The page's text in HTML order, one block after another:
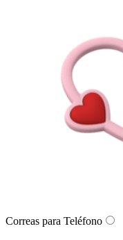
Correas para Teléfono